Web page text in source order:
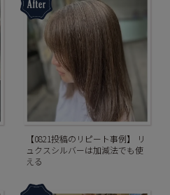
【0821投稿のリピート事例】 リ
ュクスシルバーは加減法でも使
える